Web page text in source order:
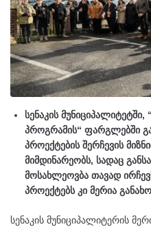
სენაკის
პროგრამის“ ფარგლებში
პროექტების შერჩევის
მიმდინარეობს, სადაც
მოსახლეოვბა თავად
პროექტებს კი მერია
სენაკის მუნიციპალიტერის